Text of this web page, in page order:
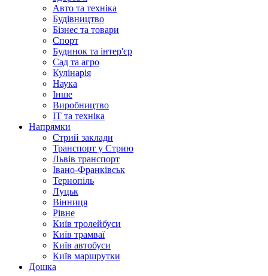
Авто та техніка
Будівництво
Бізнес та товари
Спорт
Будинок та інтер'єр
Сад та агро
Кулінарія
Наука
Інше
Виробництво
IT та техніка
Напрямки
Стрий заклади
Транспорт у Стрию
Львів транспорт
Івано-Франківськ
Тернопіль
Луцьк
Вінниця
Рівне
Київ тролейбуси
Київ трамваї
Київ автобуси
Київ маршрутки
Дошка